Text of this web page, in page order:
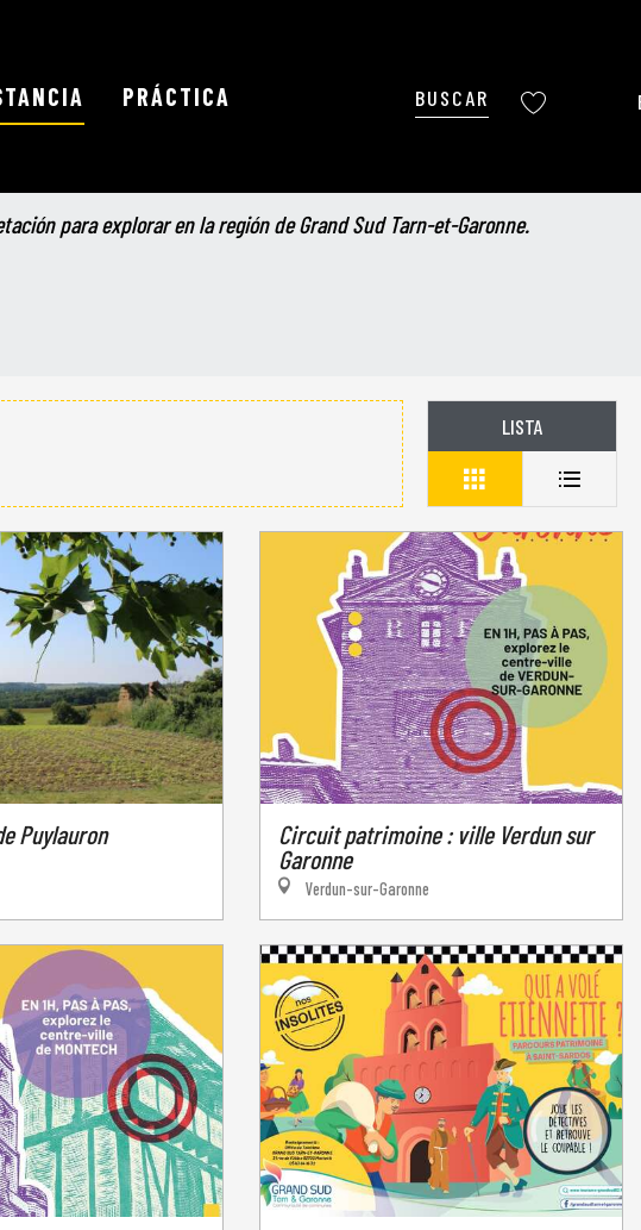
Buscar
PRÁCTICA
aux favoris
para explorar en la región de Grand Sud Tarn-et-Garonne.
LISTA
Puylauron
Circuit patrimoine : ville Verdun sur
Garonne
Verdun-sur-Garonne